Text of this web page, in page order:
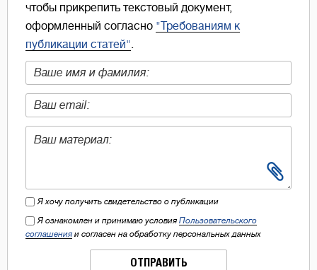
чтобы прикрепить текстовый документ,
оформленный согласно "Требованиям к
публикации статей"
Я хочу получить свидетельство о публикации
Я ознакомлен и принимаю условия Пользовательского
соглашения и согласен на обработку персональных данных
ОТПРАВИТЬ